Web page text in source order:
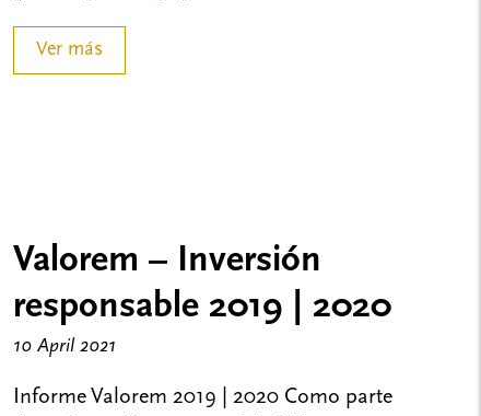
Ver más
Valorem – Inversión
responsable 2019 | 2020
10 April 2021
Informe Valorem 2019 | 2020 Como parte